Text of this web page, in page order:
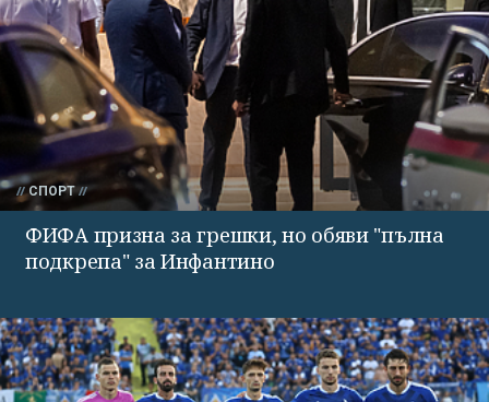
СПОРТ
ФИФА призна за грешки, но обяви "пълна
подкрепа" за Инфантино